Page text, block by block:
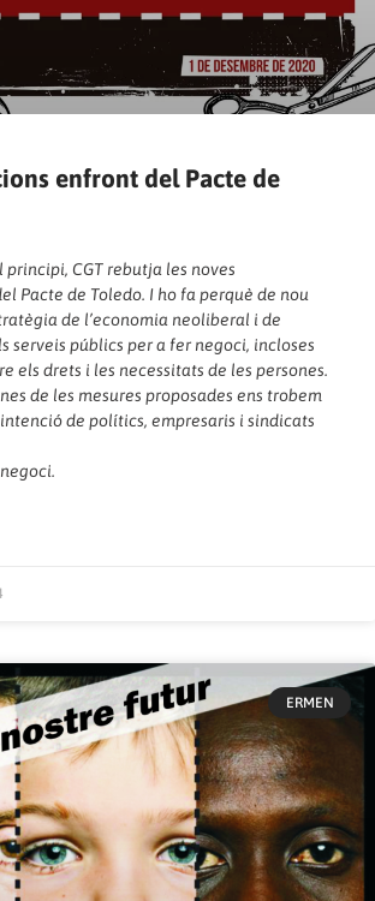
enfront del Pacte de
principi, CGT rebutja les noves
Pacte de Toledo. I ho fa perquè de nou
de l’economia neoliberal i de
serveis públics per a fer negoci, incloses
els drets i les necessitats de les persones.
de les mesures proposades ens trobem
de polítics, empresaris i sindicats
ERMEN